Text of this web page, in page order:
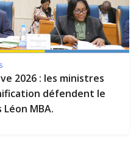
2026 : les ministres
défendent le
MBA.